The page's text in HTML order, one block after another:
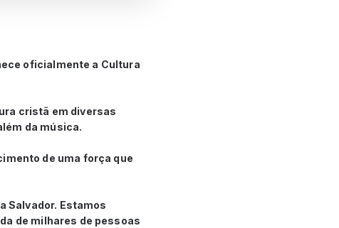
oficialmente a Cultura
cristã em diversas
da música.
de uma força que
Salvador. Estamos
de milhares de pessoas